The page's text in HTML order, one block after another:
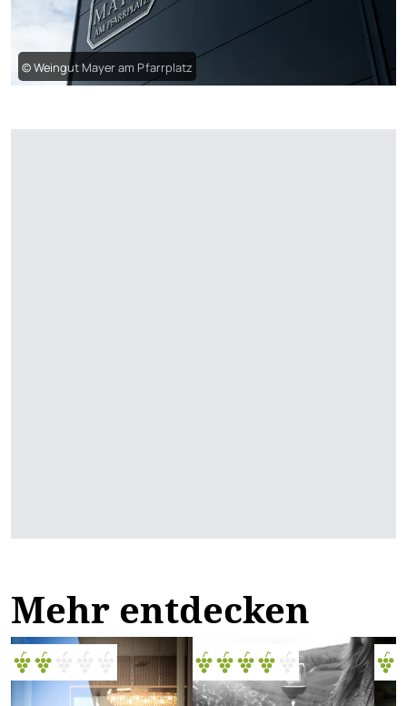
© Weingut Mayer am Pfarrplatz
Mehr entdecken